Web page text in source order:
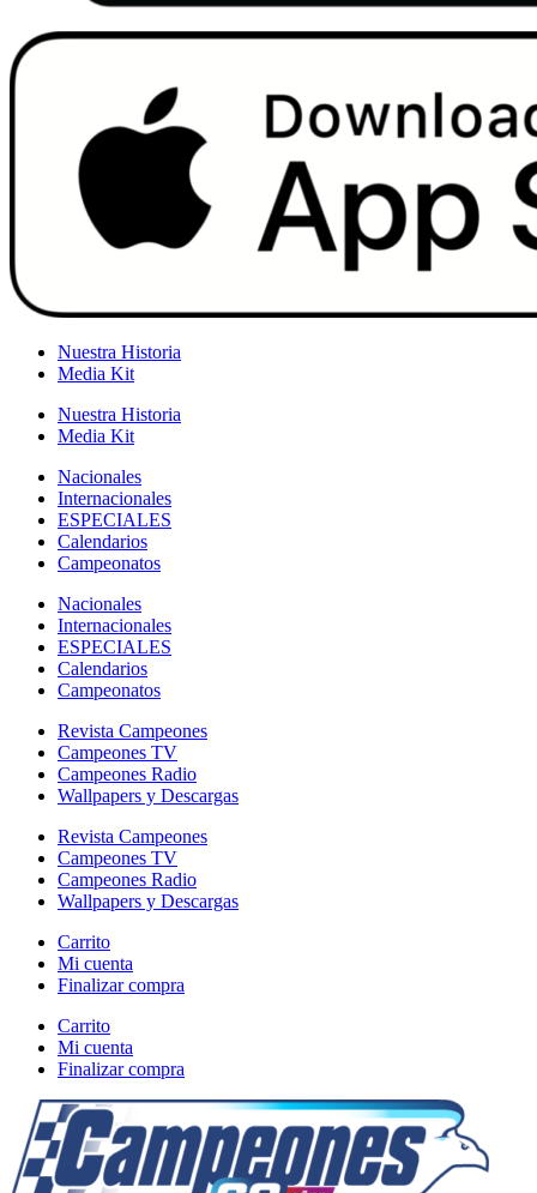
Nuestra Historia
Media Kit
Nuestra Historia
Media Kit
Nacionales
Internacionales
ESPECIALES
Calendarios
Campeonatos
Nacionales
Internacionales
ESPECIALES
Calendarios
Campeonatos
Revista Campeones
Campeones TV
Campeones Radio
Wallpapers y Descargas
Revista Campeones
Campeones TV
Campeones Radio
Wallpapers y Descargas
Carrito
Mi cuenta
Finalizar compra
Carrito
Mi cuenta
Finalizar compra